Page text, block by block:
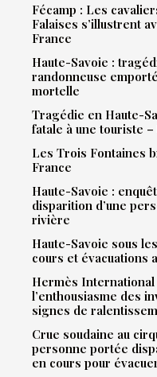
Fécamp : Les
Falaises s’illustrent
France
Haute-Savoie :
randonneuse
mortelle
Tragédie en Haute-
fatale à une touriste
Les Trois Fontaines
France
Haute-Savoie :
disparition d’une
rivière
Haute-Savoie sous
cours et évacuations
Hermès
l’enthousiasme des
signes de
Crue soudaine au
personne portée
en cours pour